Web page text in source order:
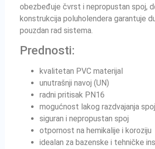
obezbeđuje čvrst i nepropustan spoj,
konstrukcija poluholendera garantuje
pouzdan rad sistema.
Prednosti:
kvalitetan PVC materijal
unutrašnji navoj (UN)
radni pritisak PN16
mogućnost lakog razdvajanja
siguran i nepropustan spoj
otpornost na hemikalije i koroziju
idealan za bazenske i tehničke